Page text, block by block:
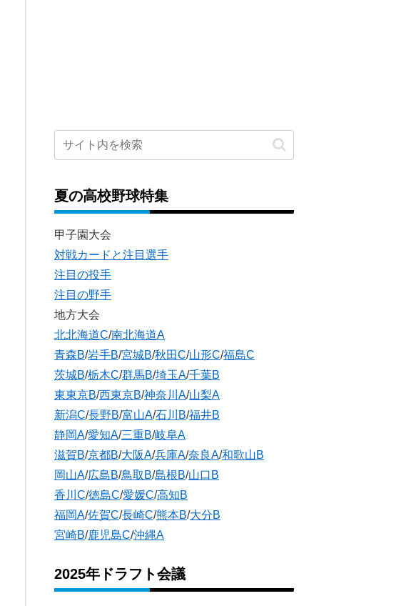
夏の高校野球特集
甲子園大会
対戦カードと注目選手
注目の投手
注目の野手
地方大会
北北海道C/南北海道A
青森B/岩手B/宮城B/秋田C/山形C/福島C
茨城B/栃木C/群馬B/埼玉A/千葉B
東東京B/西東京B/神奈川A/山梨A
新潟C/長野B/富山A/石川B/福井B
静岡A/愛知A/三重B/岐阜A
滋賀B/京都B/大阪A/兵庫A/奈良A/和歌山B
岡山A/広島B/鳥取B/島根B/山口B
香川C/徳島C/愛媛C/高知B
福岡A/佐賀C/長崎C/熊本B/大分B
宮崎B/鹿児島C/沖縄A
2025年ドラフト会議